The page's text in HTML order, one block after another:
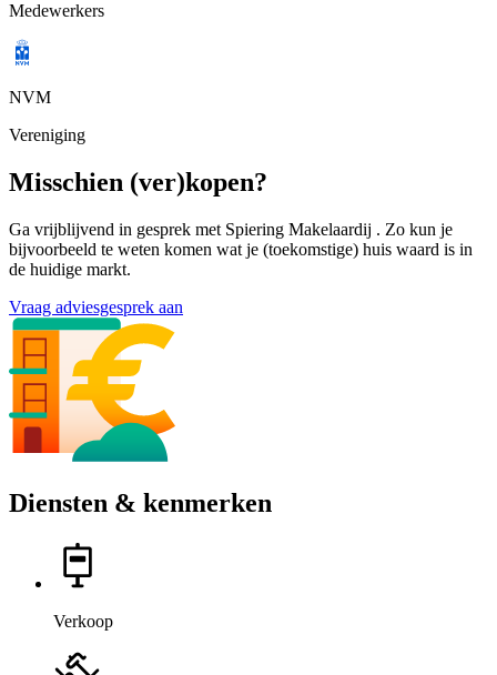
Medewerkers
NVM
Vereniging
Misschien (ver)kopen?
Ga vrijblijvend in gesprek met Spiering Makelaardij . Zo kun je
bijvoorbeeld te weten komen wat je (toekomstige) huis waard is in
de huidige markt.
Vraag adviesgesprek aan
Diensten & kenmerken
Verkoop